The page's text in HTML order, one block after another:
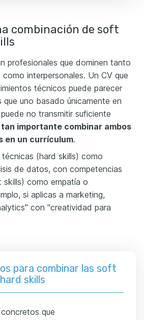
combinación de soft
profesionales que dominen tanto
interpersonales. Un CV que
técnicos puede parecer
que uno basado únicamente en
no transmitir suficiente
tan importante combinar ambos
en un currículum.
técnicas (hard skills) como
de datos, con competencias
como empatía o
si aplicas a marketing,
con "creatividad para
para combinar las soft
skills
que